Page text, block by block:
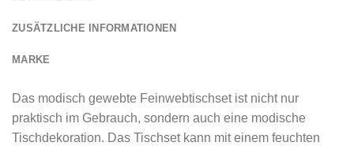
ZUSÄTZLICHE INFORMATIONEN
MARKE
Das modisch gewebte Feinwebtischset ist nicht nur
praktisch im Gebrauch, sondern auch eine modische
Tischdekoration. Das Tischset kann mit einem feuchten